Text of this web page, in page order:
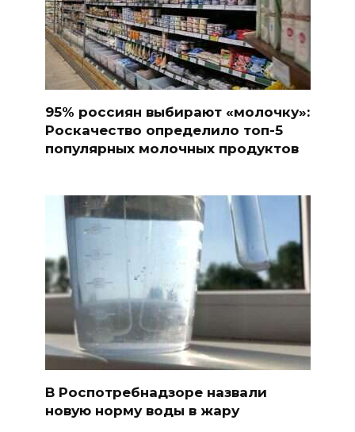
95% россиян выбирают «молочку»:
Роскачество определило топ-5
популярных молочных продуктов
В Роспотребнадзоре назвали
новую норму воды в жару